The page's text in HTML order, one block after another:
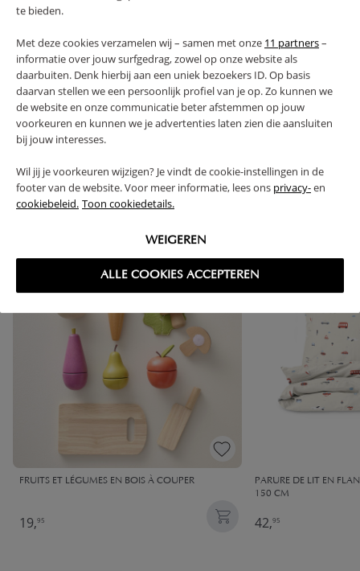
te bieden.
Met deze cookies verzamelen wij – samen met onze 11 partners–
informatie over jouw surfgedrag, zowel op onze website als
daarbuiten. Denk hierbij aan een uniek bezoekers ID. Op basis
daarvan stellen we een persoonlijk profiel van je op. Zo kunnen we
de website en onze communicatie beter afstemmen op jouw
voorkeuren en kunnen we je advertenties laten zien die aansluiten
bij jouw interesses.
Wil jij je voorkeuren wijzigen? Je vindt de cookie-instellingen in de
footer van de website. Voor meer informatie, lees ons privacy-en
cookiebeleid. Toon cookiedetails.
WEIGEREN
ALLE COOKIES ACCEPTEREN
FAQ
RETOURS
High-contrast mode
SOUVENT ACHETÉS ENSEMBLE
FRUITS ET LÉGUMES EN BOIS À COUPER
19,95
PARURE DE LIT EN
150 CM
42,95